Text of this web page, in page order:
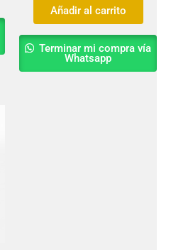
Añadir al carrito
Terminar mi compra vía
Whatsapp